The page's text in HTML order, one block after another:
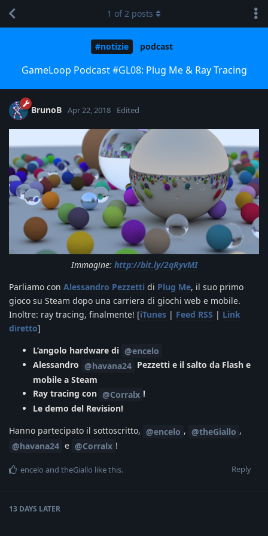
#notizie podcast
GameLoop Podcast #GL08: Plug Me & Ray Tracing
1 of2 posts
BrunoB Apr 22, 2018 Edited
Immagine: http://bit.ly/2qRyvMI
Parliamo con Alessandro Pezzetti di Plug Me, il suo primo
gioco su Steam dopo una carriera di giochi web e mobile.
Inoltre: ray tracing, finalmente! [iTunes | Feed RSS | Link
diretto]
L’angolo hardware di @encelo
Alessandro @havana24 Pezzetti e il salto da Flash e
mobile a Steam
Ray tracing con @Corralx !
Le demo del Revision!
Hanno partecipato il sottoscritto, @encelo , @theGiallo ,
@havana24 e @Corralx !
Reply
encelo and theGiallo like this.
13 DAYS LATER